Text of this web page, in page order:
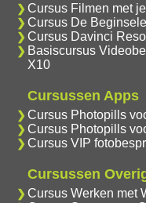
Cursus Filmen met
Cursus De
Cursus Davinci
Basiscursus
X10
Cursussen Apps
Cursus Photopills
Cursus Photopills
Cursus VIP
Cursussen
Cursus Werken met